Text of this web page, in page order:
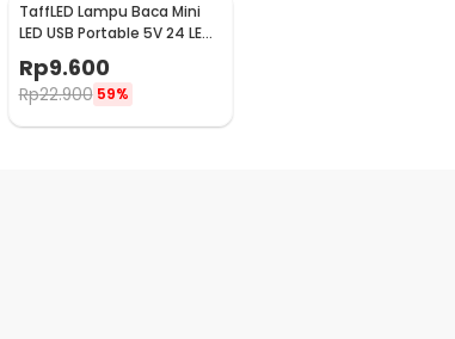
TaffLED Lampu Baca Mini
LED USB Portable 5V 24 LED
Warm White - SMD 5730
Rp9.600
Rp22.900 59%